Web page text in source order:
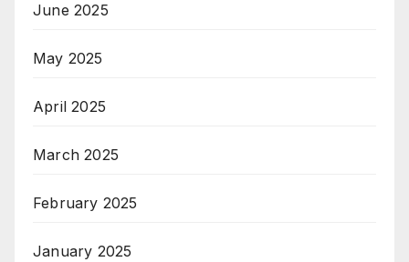
June 2025
May 2025
April 2025
March 2025
February 2025
January 2025